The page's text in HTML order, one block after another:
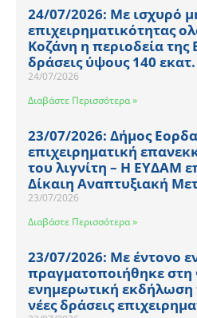
24/07/2026: Με ισχυρό
επιχειρηματικότητας
Κοζάνη η περιοδεία της
δράσεις ύψους 140
24/07/2026
Διαβάστε Περισσότερα »
23/07/2026: Δήμος
επιχειρηματική
του λιγνίτη – Η ΕΥΔΑΜ
Δίκαιη Αναπτυξιακή
23/07/2026
Διαβάστε Περισσότερα »
23/07/2026: Με έντονο
πραγματοποιήθηκε
ενημερωτική εκδήλωση
νέες δράσεις